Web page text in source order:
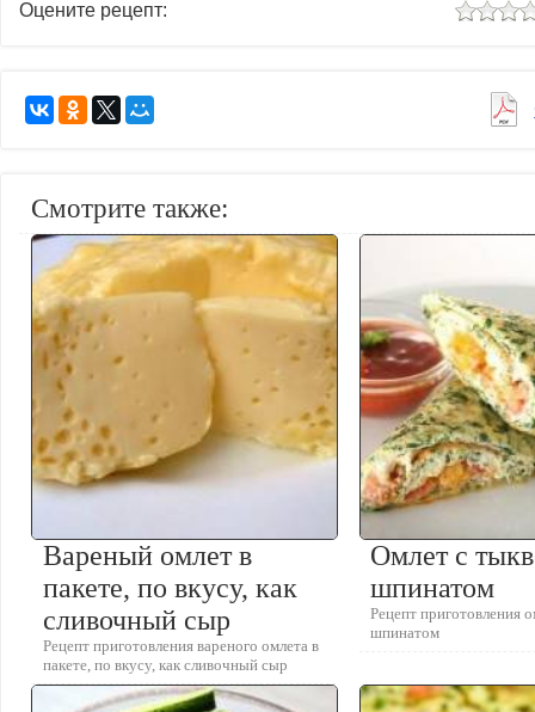
Оцените рецепт:
Смотрите также:
Вареный омлет в
пакете, по вкусу, как
сливочный сыр
Рецепт приготовления вареного омлета в
пакете, по вкусу, как сливочный сыр
Омлет с
шпинатом
Рецепт приготовления
шпинатом